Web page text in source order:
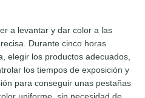
a levantar y dar color a las
Durante cinco horas
elegir los productos adecuados,
los tiempos de exposición y
para conseguir unas pestañas
uniforme, sin necesidad de